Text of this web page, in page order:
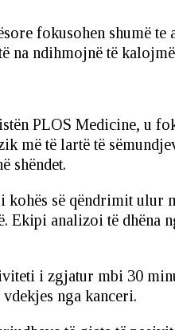
fokusohen shumë
na ndihmojnë të
PLOS Medicine, u
më të lartë të
shëndet.
kohës së qëndrimit
Ekipi analizoi të dhëna
i zgjatur mbi 30
nga kanceri.